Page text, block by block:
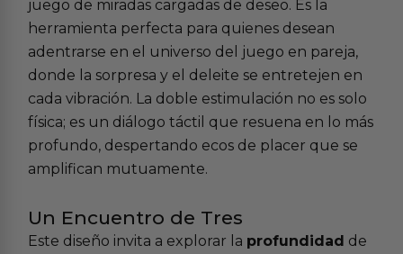
juego de miradas cargadas de deseo. Es la
herramienta perfecta para quienes desean
adentrarse en el universo del juego en pareja,
donde la sorpresa y el deleite se entretejen en
cada vibración. La doble estimulación no es solo
física; es un diálogo táctil que resuena en lo más
profundo, despertando ecos de placer que se
amplifican mutuamente.
Un Encuentro de Tres
Este diseño invita a explorar la profundidad de